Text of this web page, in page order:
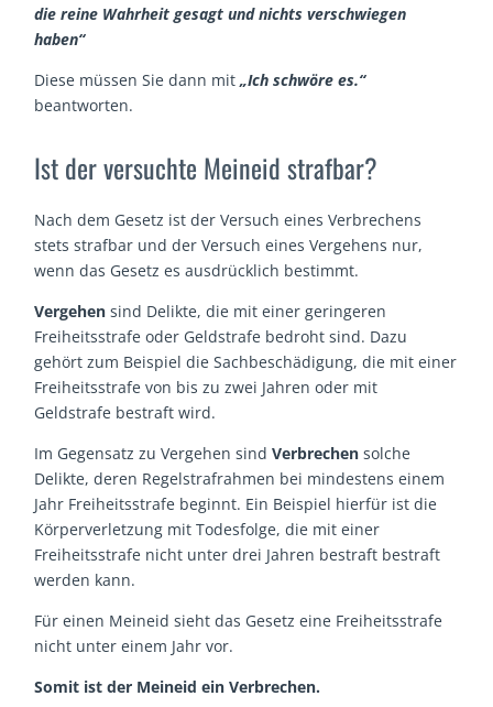
die reine Wahrheit gesagt und nichts verschwiegen
haben“
Diese müssen Sie dann mit„Ich schwöre es.“
beantworten.
Ist der versuchte Meineid strafbar?
Nach dem Gesetz ist der Versuch eines Verbrechens
stets strafbar und der Versuch eines Vergehens nur,
wenn das Gesetz es ausdrücklich bestimmt.
Vergehen sind Delikte, die mit einer geringeren
Freiheitsstrafe oder Geldstrafe bedroht sind. Dazu
gehört zum Beispiel die Sachbeschädigung, die mit einer
Freiheitsstrafe von bis zu zwei Jahren oder mit
Geldstrafe bestraft wird.
Im Gegensatz zu Vergehen sindVerbrechen solche
Delikte, deren Regelstrafrahmen bei mindestens einem
Jahr Freiheitsstrafe beginnt. Ein Beispiel hierfür ist die
Körperverletzung mit Todesfolge, die mit einer
Freiheitsstrafe nicht unter drei Jahren bestraft bestraft
werden kann.
Für einen Meineid sieht das Gesetz eine Freiheitsstrafe
nicht unter einem Jahr vor.
Somit ist der Meineid ein Verbrechen.